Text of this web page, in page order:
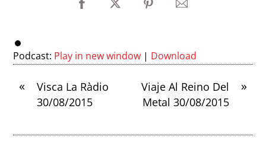
Podcast: Play in new window | Download
«
Visca La Ràdio
30/08/2015
»
Viaje Al Reino Del
Metal 30/08/2015